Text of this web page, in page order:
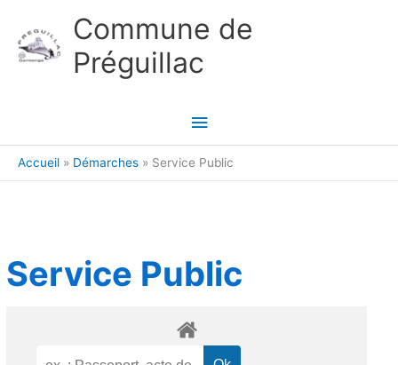
Commune de
Préguillac
Menu
principal
Accueil Démarches Service Public
Service Public